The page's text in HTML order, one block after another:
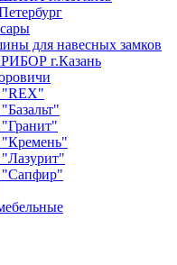
для навесных замков
г.Казань
"REX"
"Сапфир"